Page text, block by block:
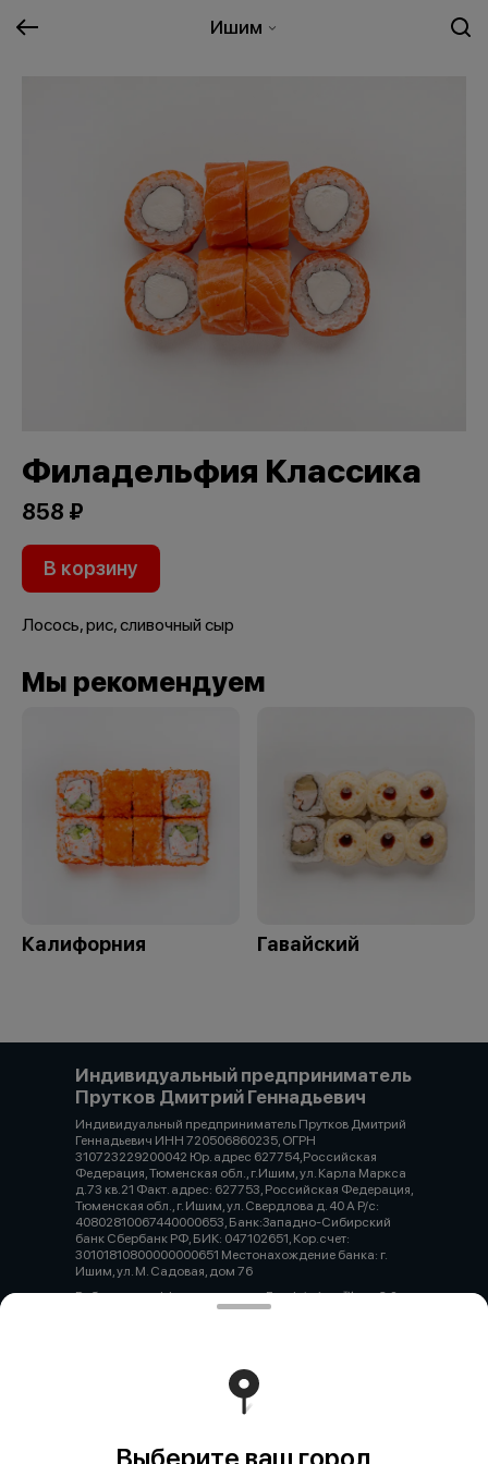
Ишим
Филадельфия Классика
858 ₽
В корзину
Лосось, рис, сливочный сыр
Мы рекомендуем
Калифорния Гавайский
Индивидуальный предприниматель
Прутков Дмитрий Геннадьевич
Индивидуальный предприниматель Прутков Дмитрий
Геннадьевич ИНН 720506860235, ОГРН
310723229200042 Юр. адрес 627754,Российская
Федерация, Тюменская обл., г.Ишим, ул. Карла Маркса
д.73 кв.21 Факт. адрес: 627753, Российская Федерация,
Тюменская обл., г. Ишим, ул. Свердлова д. 40 А Р/с:
40802810067440000653, Банк:Западно-Сибирский
банк Сбербанк РФ, БИК: 047102651, Кор.счет:
30101810800000000651 Местонахождение банка: г.
Ишим, ул. М. Садовая, дом 76
Работает на эффективном ядреFoodpicássover. 3.2
Политика конфиденциальности
Публичная оферта